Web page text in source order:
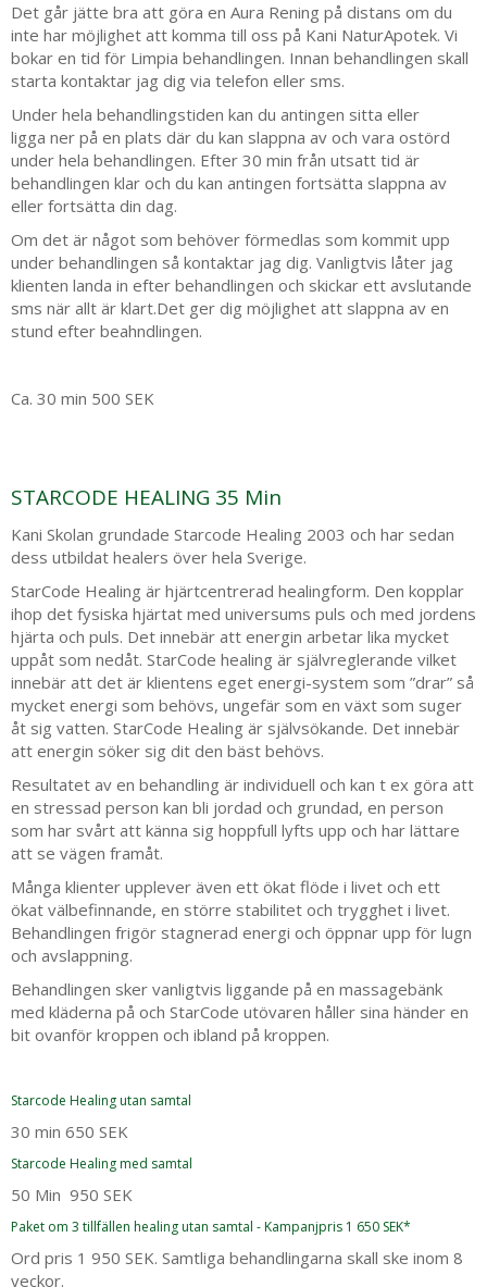
Det går jätte bra att göra en Aura Rening på distans om du
inte har möjlighet att komma till oss på Kani NaturApotek. Vi
bokar en tid för Limpia behandlingen. Innan behandlingen skall
starta kontaktar jag dig via telefon eller sms.
Under hela behandlingstiden kan du antingen sitta eller
ligga ner på en plats där du kan slappna av och vara ostörd
under hela behandlingen. Efter 30 min från utsatt tid är
behandlingen klar och du kan antingen fortsätta slappna av
eller fortsätta din dag.
Om det är något som behöver förmedlas som kommit upp
under behandlingen så kontaktar jag dig. Vanligtvis låter jag
klienten landa in efter behandlingen och skickar ett avslutande
sms när allt är klart.Det ger dig möjlighet att slappna av en
stund efter beahndlingen.
Ca. 30 min 500 SEK
STARCODE HEALING 35 Min
Kani Skolan grundade Starcode Healing 2003 och har sedan
dess utbildat healers över hela Sverige.
StarCode Healing är hjärtcentrerad healingform. Den kopplar
ihop det fysiska hjärtat med universums puls och med jordens
hjärta och puls. Det innebär att energin arbetar lika mycket
uppåt som nedåt. StarCode healing är självreglerande vilket
innebär att det är klientens eget energi-system som ”drar” så
mycket energi som behövs, ungefär som en växt som suger
åt sig vatten. StarCode Healing är självsökande. Det innebär
att energin söker sig dit den bäst behövs.
Resultatet av en behandling är individuell och kan t ex göra att
en stressad person kan bli jordad och grundad, en person
som har svårt att känna sig hoppfull lyfts upp och har lättare
att se vägen framåt.
Många klienter upplever även ett ökat flöde i livet och ett
ökat välbefinnande, en större stabilitet och trygghet i livet.
Behandlingen frigör stagnerad energi och öppnar upp för lugn
och avslappning.
Behandlingen sker vanligtvis liggande på en massagebänk
med kläderna på och StarCode utövaren håller sina händer en
bit ovanför kroppen och ibland på kroppen.
Starcode Healing utan samtal
30 min 650 SEK
Starcode Healing med samtal
50 Min 950 SEK
Paket om 3 tillfällen healing utan samtal - Kampanjpris 1 650 SEK*
Ord pris 1 950 SEK. Samtliga behandlingarna skall ske inom 8
veckor.